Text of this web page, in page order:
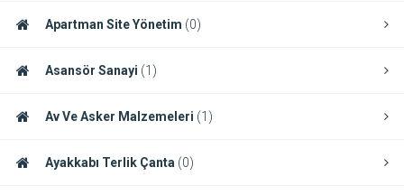
Apartman Site Yönetim (0)
Asansör Sanayi (1)
Av Ve Asker Malzemeleri (1)
Ayakkabı Terlik Çanta (0)